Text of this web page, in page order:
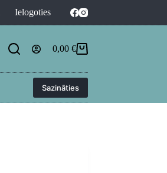
Ielogoties
Shopping
0,00 €
Sazināties